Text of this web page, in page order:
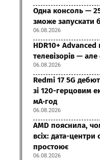
Одна консоль —
зможе запускати
06.08.2026
HDR10+
телевізорів —
06.08.2026
Redmi 17 5G
зі 120-герцовим
мА·год
06.08.2026
AMD пояснила,
всіх: дата-центри
простоює
06.08.2026